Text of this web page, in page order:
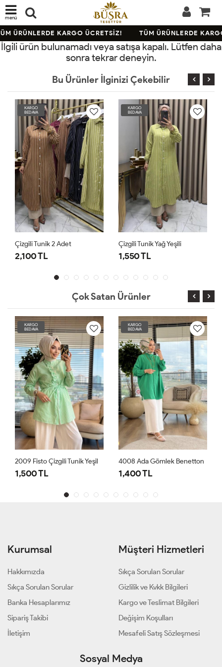
menü
ÜRÜNLERDE KARGO ÜCRETSİZ! TÜM ÜRÜNLERDE
İlgili ürün bulunamadı veya satışa kapalı. Lütfen daha
sonra tekrar deneyin.
Bu Ürünler İlginizi Çekebilir
KARGO
BEDAVA
Çizgili Tunik Yağ Yeşili
1,550 TL
KARGO
BEDAVA
Çizgili Tunik Fuşya
1,550 TL
Çok Satan Ürünler
Yeşil
KARGO
BEDAVA
4008 Ada Gömlek Benetton
1,400 TL
KARGO
BEDAVA
1,000 TL
Kurumsal
Hakkımızda
Sıkça Sorulan Sorular
Banka Hesaplarımız
Sipariş Takibi
İletişim
Müşteri Hizmetleri
Sıkça Sorulan Sorular
Gizlilik ve Kvkk Bilgileri
Kargo ve Teslimat Bilgileri
Değişim Koşulları
Mesafeli Satış Sözleşmesi
Sosyal Medya